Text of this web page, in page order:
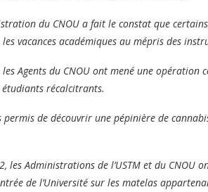
du CNOU a fait le constat que
vacances académiques au mépris des
les Agents du CNOU ont mené une
récalcitrants.
de découvrir une pépinière de
les Administrations de l’USTM et du CNOU
de l’Université sur les matelas